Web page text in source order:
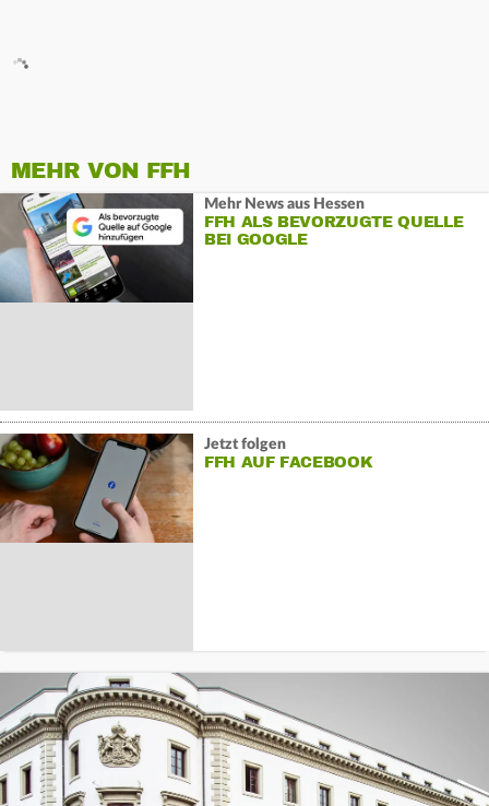
MEHR VON FFH
Mehr News aus Hessen
FFH ALS BEVORZUGTE QUELLE
BEI GOOGLE
Jetzt folgen
FFH AUF FACEBOOK